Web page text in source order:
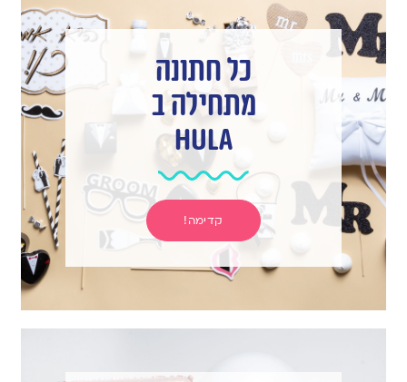
כל חתונה
מתחילה ב
hula
קדימה!